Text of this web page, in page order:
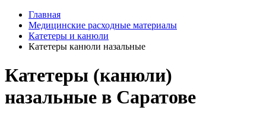
Главная
Медицинские расходные материалы
Катетеры и канюли
Катетеры канюли назальные
Катетеры (канюли)
назальные в Саратове